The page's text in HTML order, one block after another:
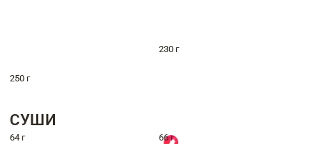
230 г
250 г
СУШИ
64 г 66 г